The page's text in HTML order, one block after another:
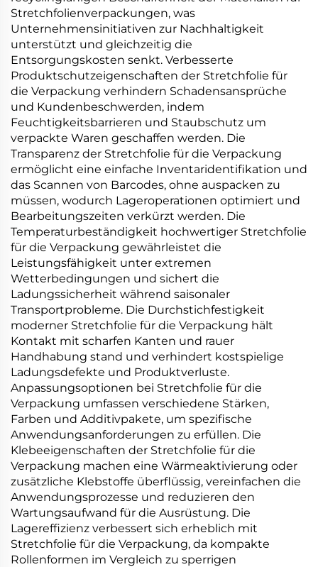
Stretchfolienverpackungen, was
Unternehmensinitiativen zur Nachhaltigkeit
unterstützt und gleichzeitig die
Entsorgungskosten senkt. Verbesserte
Produktschutzeigenschaften der Stretchfolie für
die Verpackung verhindern Schadensansprüche
und Kundenbeschwerden, indem
Feuchtigkeitsbarrieren und Staubschutz um
verpackte Waren geschaffen werden. Die
Transparenz der Stretchfolie für die Verpackung
ermöglicht eine einfache Inventaridentifikation und
das Scannen von Barcodes, ohne auspacken zu
müssen, wodurch Lageroperationen optimiert und
Bearbeitungszeiten verkürzt werden. Die
Temperaturbeständigkeit hochwertiger Stretchfolie
für die Verpackung gewährleistet die
Leistungsfähigkeit unter extremen
Wetterbedingungen und sichert die
Ladungssicherheit während saisonaler
Transportprobleme. Die Durchstichfestigkeit
moderner Stretchfolie für die Verpackung hält
Kontakt mit scharfen Kanten und rauer
Handhabung stand und verhindert kostspielige
Ladungsdefekte und Produktverluste.
Anpassungsoptionen bei Stretchfolie für die
Verpackung umfassen verschiedene Stärken,
Farben und Additivpakete, um spezifische
Anwendungsanforderungen zu erfüllen. Die
Klebeeigenschaften der Stretchfolie für die
Verpackung machen eine Wärmeaktivierung oder
zusätzliche Klebstoffe überflüssig, vereinfachen die
Anwendungsprozesse und reduzieren den
Wartungsaufwand für die Ausrüstung. Die
Lagereffizienz verbessert sich erheblich mit
Stretchfolie für die Verpackung, da kompakte
Rollenformen im Vergleich zu sperrigen